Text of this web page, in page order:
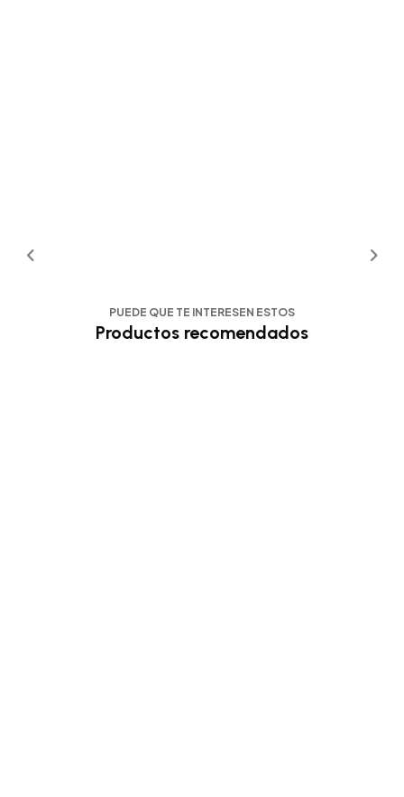
PUEDE QUE TE INTERESEN ESTOS
Productos recomendados